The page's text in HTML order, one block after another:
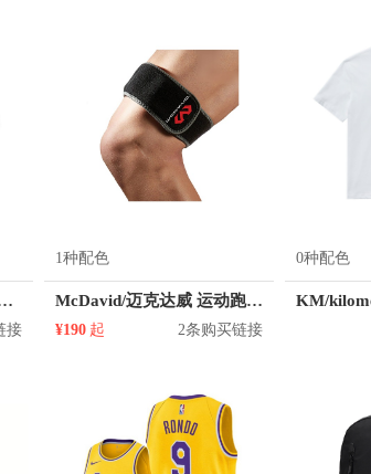
芙尼 18K金威尼斯链扣手链
接
1种配色
McDavid/迈克达威 运动跑步骼胫束绑带
¥190 起 2条购买链接
0种配色